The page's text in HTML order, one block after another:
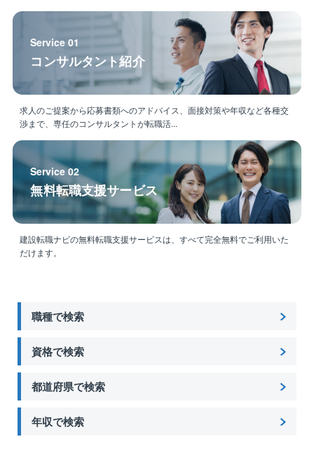
来、スキルアップができます。
■自社内の設備、生産ライン等に関わるメンバーとチー
ムを組んで仕事を進める中で、これら他分野に関する
スキルが深まります。
【同ポジションの特徴】
◎休日…振替休日の取得を徹底しており、工期と工期
の間に長期休暇を取っていただく方針です。
◎出張…三重・岐阜などの東海圏を中心とした、本社
に近い場所への出張（目安8ヶ月ほど）が発生します。
◎現場手当（5千円～5万円）・遠方手当（2.5～5.5万
円）・帰省手当（6万円）・別居手当（3万円）なども
充実しており、給与UPも見込めます。
★出張対応中の帰省手当
⇒社内会議などで拠点への移動もあるため手当を
使用せずに帰省できるケースも多くあります
【同社の魅力】
てを一社で担っています。
術力を学ぶことができ、
またジョブローテーションも可能であるため技術者
■案件の多い食品工場に求められる技術は日進月歩で
Service 01
コンサルタント紹介
求人のご提案から応募書類へのアドバイス、面接対策や年収など各種交
渉まで、専任のコンサルタントが転職活...
Service 02
無料転職支援サービス
建設転職ナビの無料転職支援サービスは、すべて完全無料でご利用いた
だけます。
職種で検索
資格で検索
都道府県で検索
年収で検索